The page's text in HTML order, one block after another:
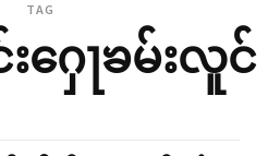
TAG
ႁေႃၶမ်းလူင်